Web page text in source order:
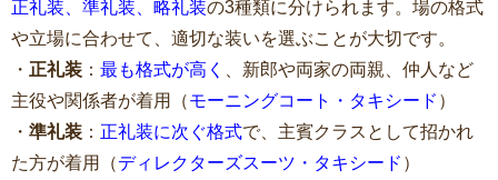
正礼装、準礼装、略礼装の3種類に分けられます。場の格式
や立場に合わせて、適切な装いを選ぶことが大切です。
・ 正礼装 ： 最も格式が高く
、新郎や両家の両親、仲人など
主役や関係者が着用（モーニングコート・タキシード ）
・ 準礼装 ： 正礼装に次ぐ格式で、主賓クラスとして招かれ
た方が着用（ディレクターズスーツ・タキシード ）